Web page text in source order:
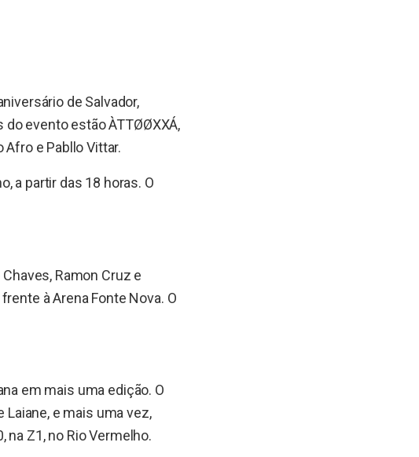
de Salvador,
do evento estão ÀTTØØXXÁ,
e Pabllo Vittar.
a partir das 18 horas. O
Ramon Cruz e
à Arena Fonte Nova. O
em mais uma edição. O
Laiane, e mais uma vez,
na Z1, no Rio Vermelho.